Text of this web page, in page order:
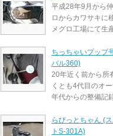
平成28年9月から
ロからカワサキに
メグロ工場にて生
ちっちゃいプップ
バル360)
20年近く前から所
くとも4代目のオ
年代からの整備記
らびっとちゃん (
トS‐301A)